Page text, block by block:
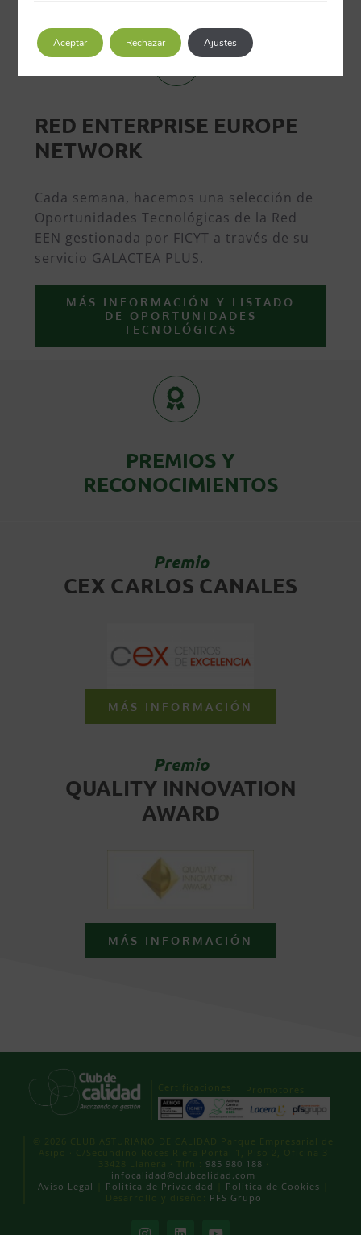
RED ENTERPRISE EUROPE
NETWORK
Cada semana, hacemos una selección de
Oportunidades Tecnológicas de la Red
EEN gestionada por FICYT a través de su
servicio GALACTEA PLUS.
MÁS INFORMACIÓN Y LISTADO
DE OPORTUNIDADES
TECNOLÓGICAS
PREMIOS Y
RECONOCIMIENTOS
Premio
CEX CARLOS CANALES
MÁS INFORMACIÓN
Premio
QUALITY INNOVATION
AWARD
MÁS INFORMACIÓN
Certificaciones Promotores
© 2026 CLUB ASTURIANO DE CALIDAD Parque Empresarial de
Asipo · C/Secundino Roces Riera Portal 1, Piso 2, Oficina 3
33428 Llanera · Tlfn.: 985 980 188
infocalidad@clubcalidad.com
Aviso Legal
Política de Privacidad Política de Cookies
Desarrollo y diseño:
PFS Grupo
Aceptar Rechazar Ajustes